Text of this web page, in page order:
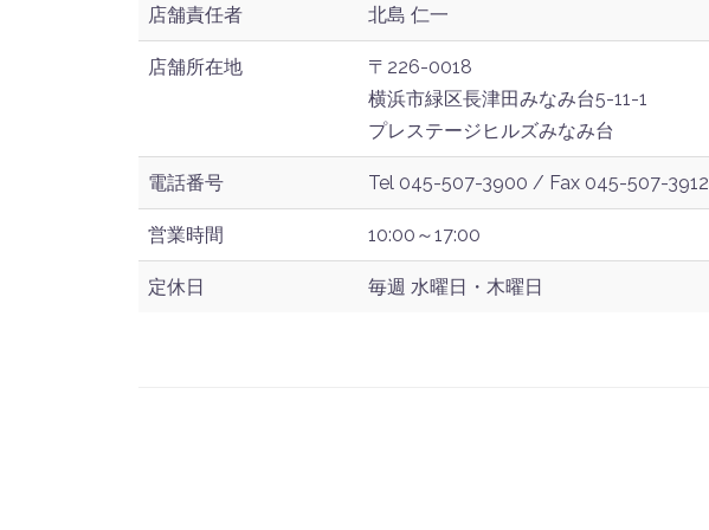
店舗責任者 北島 仁一
店舗所在地
〒226-0018
横浜市緑区長津田みなみ台5-11-1
プレステージヒルズみなみ台
電話番号 Tel 045-507-3900 / Fax 045-507-3912
営業時間 10:00～17:00
定休日 毎週 水曜日・木曜日